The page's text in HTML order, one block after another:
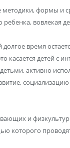
формы и
вовлекая
время
касается детей с
активно
и
которого